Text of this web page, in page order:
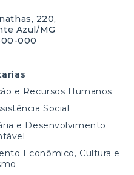
220,
Azul/MG
000
e Recursos Humanos
Social
e Desenvolvimento
Econômico, Cultura e